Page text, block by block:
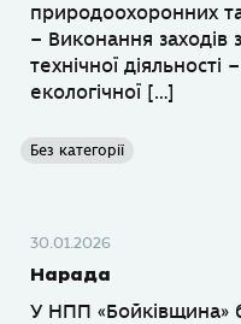
природоохоронних та
– Виконання заходів
технічної діяльності
екологічної […]
Без категорії
30.01.2026
Нарада
У НПП «Бойківщина»